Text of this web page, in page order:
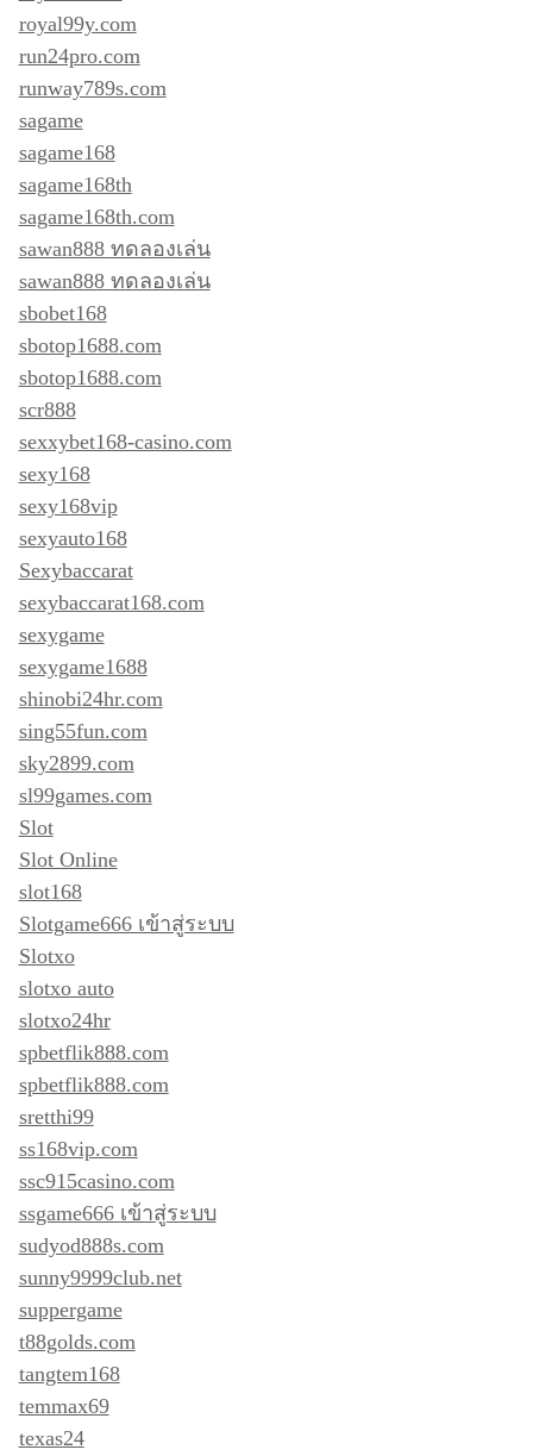
royal99y.com
run24pro.com
runway789s.com
sagame
sagame168
sagame168th
sagame168th.com
sawan888 ทดลองเล่น
sawan888 ทดลองเล่น
sbobet168
sbotop1688.com
sbotop1688.com
scr888
sexxybet168-casino.com
sexy168
sexy168vip
sexyauto168
Sexybaccarat
sexybaccarat168.com
sexygame
sexygame1688
shinobi24hr.com
sing55fun.com
sky2899.com
sl99games.com
Slot
Slot Online
slot168
Slotgame666 เข้าสู่ระบบ
Slotxo
slotxo auto
slotxo24hr
spbetflik888.com
spbetflik888.com
sretthi99
ss168vip.com
ssc915casino.com
ssgame666 เข้าสู่ระบบ
sudyod888s.com
sunny9999club.net
suppergame
t88golds.com
tangtem168
temmax69
texas24